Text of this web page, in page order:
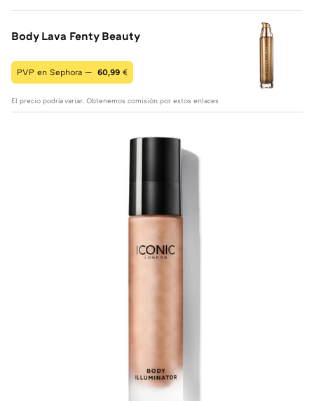
Body Lava Fenty Beauty
PVP en Sephora — 60,99 €
El precio podría variar. Obtenemos comisión por estos enlaces